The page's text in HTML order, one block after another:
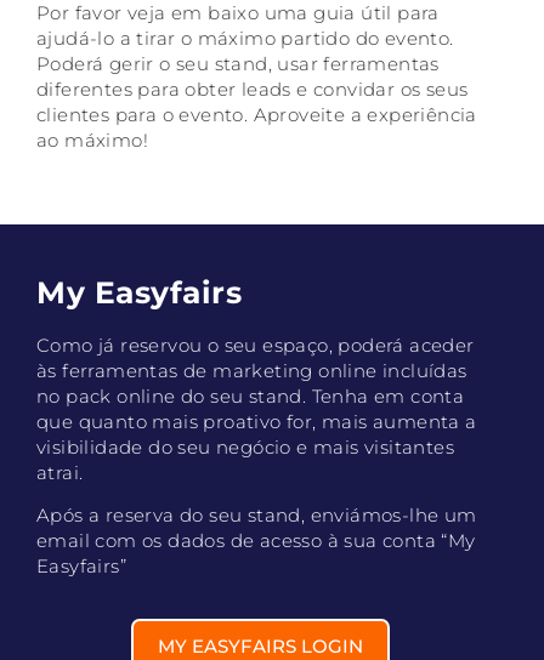
Por favor veja em baixo uma guia útil para
ajudá-lo a tirar o máximo partido do evento.
Poderá gerir o seu stand, usar ferramentas
diferentes para obter leads e convidar os seus
clientes para o evento. Aproveite a experiência
ao máximo!
My Easyfairs
Como já reservou o seu espaço, poderá aceder
às ferramentas de marketing online incluídas
no pack online do seu stand. Tenha em conta
que quanto mais proativo for, mais aumenta a
visibilidade do seu negócio e mais visitantes
atrai.
Após a reserva do seu stand, enviámos-lhe um
email com os dados de acesso à sua conta “My
Easyfairs”
MY EASYFAIRS LOGIN